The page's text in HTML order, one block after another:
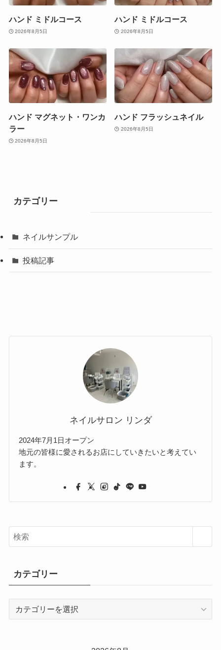
ハンド ミドルコース
2026年8月5日
ハンド ミドルコース
2026年8月5日
ハンド マグネット・ワンカ
ラー
2026年8月5日
ハンド フラッシュネイル
2026年8月5日
カテゴリー
ネイルサンプル
投稿記事
ネイルサロン リンダ
2024年7月1日オープン
地元の皆様に愛されるお店にしていきたいと考えてい
ます。
カテゴリー